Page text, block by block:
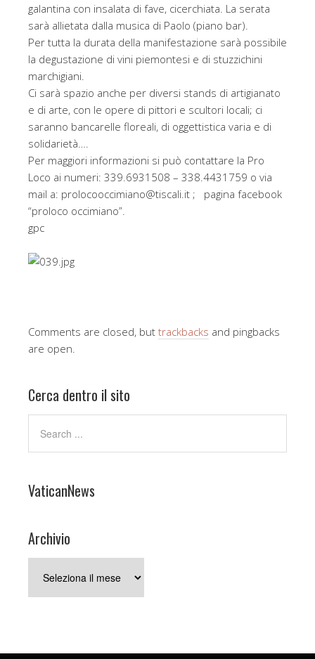
galantina con insalata di fave, cicerchiata. La serata
sarà allietata dalla musica di Paolo (piano bar).
Per tutta la durata della manifestazione sarà possibile
la degustazione di vini piemontesi e di stuzzichini
marchigiani.
Ci sarà spazio anche per diversi stands di artigianato
e di arte, con le opere di pittori e scultori locali; ci
saranno bancarelle floreali, di oggettistica varia e di
solidarietà….
Per maggiori informazioni si può contattare la Pro
Loco ai numeri: 339.6931508 – 338.4431759 o via
mail a: prolocooccimiano@tiscali.it ; pagina facebook
“proloco occimiano”.
gpc
Comments are closed, but trackbacks and pingbacks
are open.
Cerca dentro il sito
VaticanNews
Archivio